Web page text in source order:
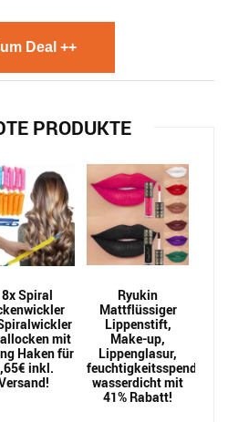
Deal ++
PRODUKTE
Spiral
mit
Haken für
inkl.
Ryukin
Mattflüssiger
Lippenstift,
Make-up,
Lippenglasur,
feuchtigkeitsspendend,
wasserdicht mit
41% Rabatt!